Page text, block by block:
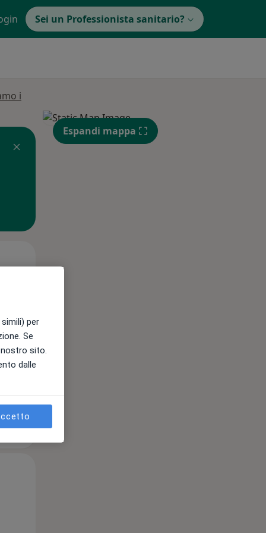
Sei un Professionista sanitario?
i
12 Ago
Espandi mappa
per
Se
sito.
dalle